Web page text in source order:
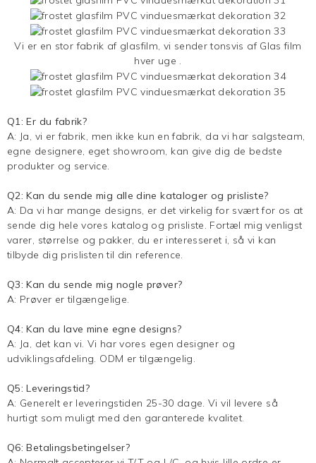
Vi er en stor fabrik af glasfilm, vi sender tonsvis af Glas film
hver uge .
Q1: Er du fabrik?
A: Ja, vi er fabrik, men ikke kun en fabrik, da vi har salgsteam,
egne designere, eget showroom, kan give dig de bedste
produkter og service.
Q2: Kan du sende mig alle dine kataloger og prisliste?
A: Da vi har mange designs, er det virkelig for svært for os at
sende dig hele vores katalog og prisliste. Fortæl mig venligst
varer, størrelse og pakker, du er interesseret i, så vi kan
tilbyde dig prislisten til din reference.
Q3: Kan du sende mig nogle prøver?
A: Prøver er tilgængelige.
Q4: Kan du lave mine egne designs?
A: Ja, det kan vi. Vi har vores egen designer og
udviklingsafdeling. ODM er tilgængelig.
Q5: Leveringstid?
A: Generelt er leveringstiden 25-30 dage. Vi vil levere så
hurtigt som muligt med den garanterede kvalitet.
Q6: Betalingsbetingelser?